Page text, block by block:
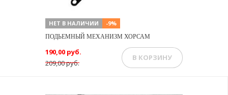
НЕТ В НАЛИЧИИ -9%
ПОДЬЕМНЫЙ МЕХАНИЗМ ХОРСАМ
209,00 руб.
190,00 руб.
В КОРЗИНУ